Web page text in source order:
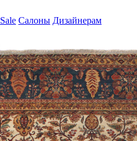
Sale Салоны Дизайнерам